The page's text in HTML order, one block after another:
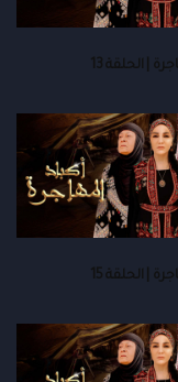
| الحلقة 13
| الحلقة 15